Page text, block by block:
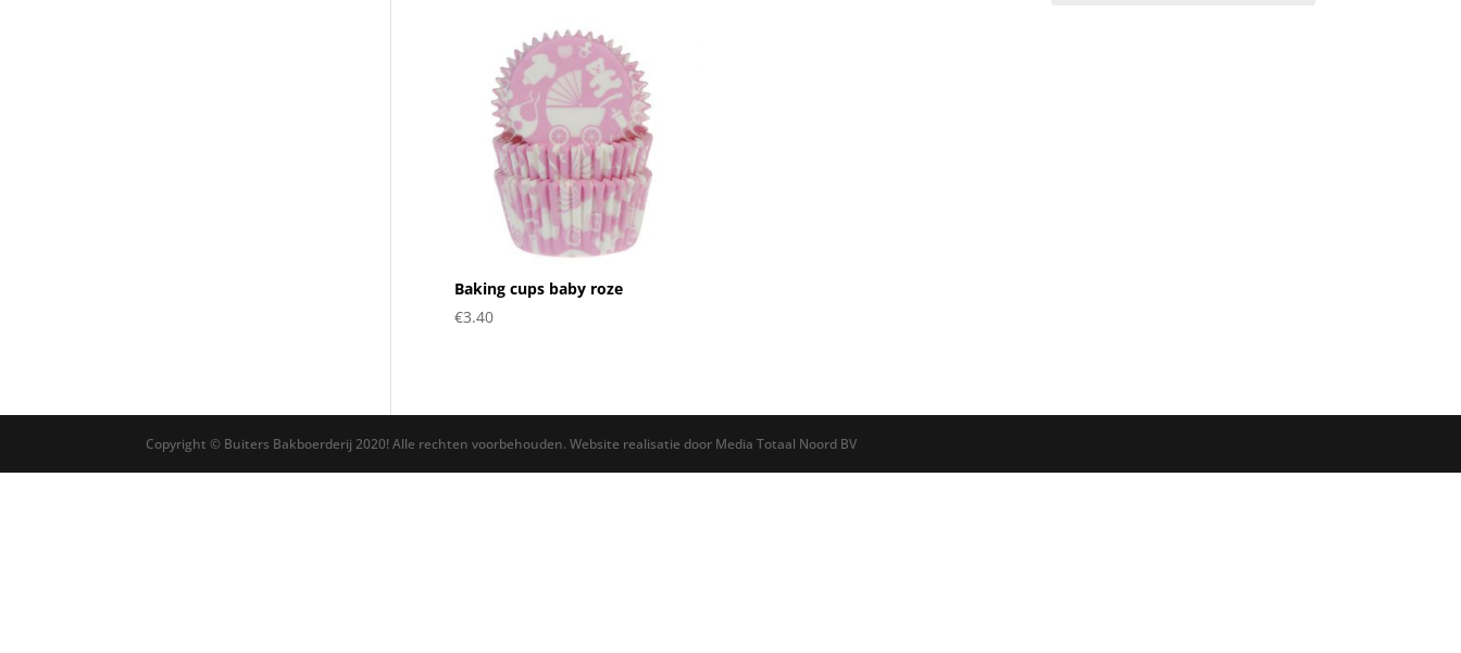
Baking cups baby roze
€3.40
Copyright © Buiters Bakboerderij 2020! Alle rechten voorbehouden. Website realisatie door Media Totaal Noord BV